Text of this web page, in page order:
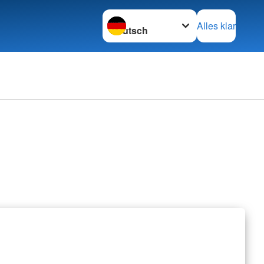
Sprache wechseln zu
Alles klar